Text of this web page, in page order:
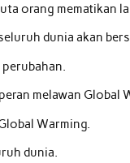
orang mematikan
dunia akan
perubahan.
melawan Global
Warming.
dunia.